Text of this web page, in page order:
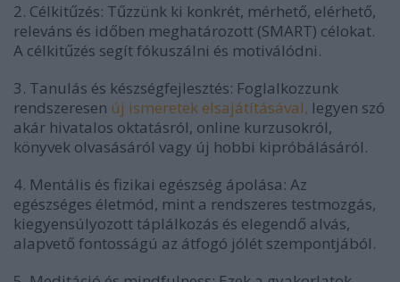
2. Célkitűzés: Tűzzünk ki konkrét, mérhető, elérhető,
releváns és időben meghatározott (SMART) célokat.
A célkitűzés segít fókuszálni és motiválódni.
3. Tanulás és készségfejlesztés: Foglalkozzunk
rendszeresen új ismeretek elsajátításával, legyen szó
akár hivatalos oktatásról, online kurzusokról,
könyvek olvasásáról vagy új hobbi kipróbálásáról.
4. Mentális és fizikai egészség ápolása: Az
egészséges életmód, mint a rendszeres testmozgás,
kiegyensúlyozott táplálkozás és elegendő alvás,
alapvető fontosságú az átfogó jólét szempontjából.